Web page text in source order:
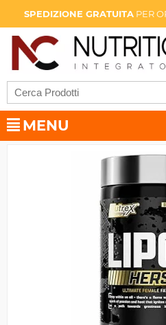
SPEDIZIONE GRATUITAPER
MENU